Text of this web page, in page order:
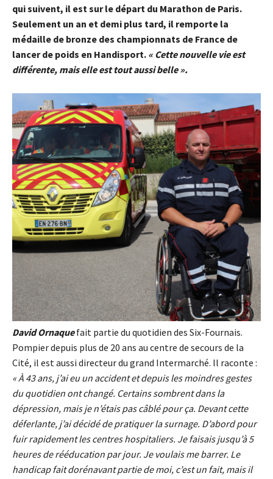
qui suivent, il est sur le départ du Marathon de Paris.
Seulement un an et demi plus tard, il remporte la
médaille de bronze des championnats de France de
lancer de poids en Handisport. « Cette nouvelle vie est
différente, mais elle est tout aussi belle ».
David Ornaquefait partie du quotidien des Six-Fournais.
Pompier depuis plus de 20 ans au centre de secours de la
Cité, il est aussi directeur du grand Intermarché. Il raconte :
« À 43 ans, j’ai eu un accident et depuis les moindres gestes
du quotidien ont changé. Certains sombrent dans la
dépression, mais je n’étais pas câblé pour ça. Devant cette
déferlante, j’ai décidé de pratiquer la surnage. D’abord pour
fuir rapidement les centres hospitaliers. Je faisais jusqu’à 5
heures de rééducation par jour. Je voulais me barrer. Le
handicap fait dorénavant partie de moi, c’est un fait, mais il